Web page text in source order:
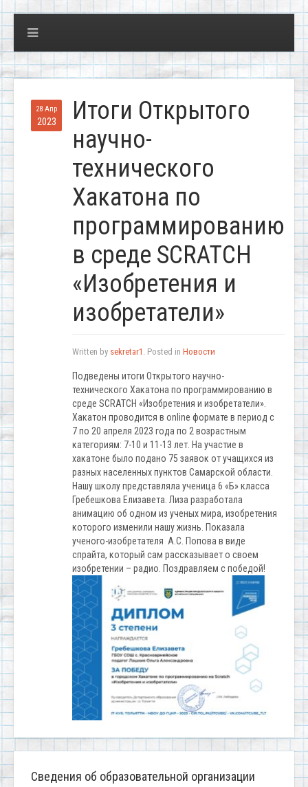
28 Апр
2023
Итоги Открытого
научно-
технического
Хакатона по
программированию
в среде SCRATCH
«Изобретения и
изобретатели»
Written by sekretar1 . Posted in Новости
Подведены итоги Открытого научно-
технического Хакатона по программированию в
среде SCRATCH «Изобретения и изобретатели».
Хакатон проводится в online формате в период с
7 по 20 апреля 2023 года по 2 возрастным
категориям: 7-10 и 11-13 лет. На участие в
хакатоне было подано 75 заявок от учащихся из
разных населенных пунктов Самарской области.
Нашу школу представляла ученица 6 «Б» класса
Гребешкова Елизавета. Лиза разработала
анимацию об одном из ученых мира, изобретения
которого изменили нашу жизнь. Показала
ученого-изобретателя А.С. Попова в виде
спрайта, который сам рассказывает о своем
изобретении – радио. Поздравляем с победой!
Сведения об образовательной организации